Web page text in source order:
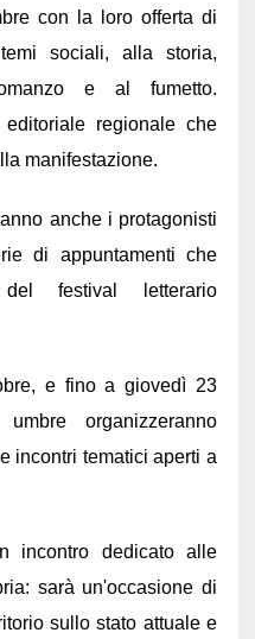
con la loro offerta di
sociali, alla storia,
e al fumetto.
regionale che
manifestazione.
anche i protagonisti
di appuntamenti che
del festival letterario
e fino a giovedì 23
organizzeranno
incontri tematici aperti a
incontro dedicato alle
sarà un'occasione di
sullo stato attuale e